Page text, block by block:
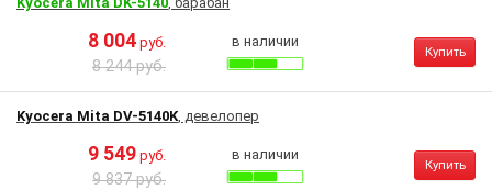
8 004 руб.
8 244 руб.
в наличии
Купить
Kyocera Mita DV-5140K, девелопер
9 549 руб.
9 837 руб.
в наличии
Купить